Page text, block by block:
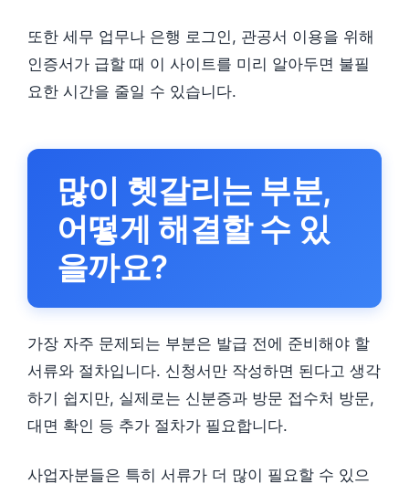
또한 세무 업무나 은행 로그인, 관공서 이용을 위해
인증서가 급할 때 이 사이트를 미리 알아두면 불필
요한 시간을 줄일 수 있습니다.
많이 헷갈리는 부분,
어떻게 해결할 수 있
을까요?
가장 자주 문제되는 부분은 발급 전에 준비해야 할
서류와 절차입니다. 신청서만 작성하면 된다고 생각
하기 쉽지만, 실제로는 신분증과 방문 접수처 방문,
대면 확인 등 추가 절차가 필요합니다.
사업자분들은 특히 서류가 더 많이 필요할 수 있으